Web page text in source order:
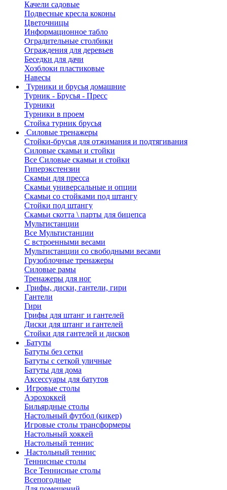
Качели садовые
Подвесные кресла коконы
Цветочницы
Информационное табло
Оградительные столбики
Ограждения для деревьев
Беседки для дачи
Хозблоки пластиковые
Навесы
Турники и брусья домашние
Турник - Брусья - Пресс
Турники
Турники в проем
Стойка турник брусья
Силовые тренажеры
Стойки-брусья для отжимания и подтягивания
Силовые скамьи и стойки
Все Силовые скамьи и стойки
Гиперэкстензии
Скамьи для пресса
Скамьи универсальные и опции
Скамьи со стойками под штангу
Стойки под штангу
Скамьи скотта \ парты для бицепса
Мультистанции
Все Мультистанции
С встроенными весами
Мультистанции со свободными весами
Грузоблочные тренажеры
Силовые рамы
Тренажеры для ног
Грифы, диски, гантели, гири
Гантели
Гири
Грифы для штанг и гантелей
Диски для штанг и гантелей
Стойки для гантелей и дисков
Батуты
Батуты без сетки
Батуты с сеткой уличные
Батуты для дома
Аксессуары для батутов
Игровые столы
Аэрохоккей
Бильярдные столы
Настольный футбол (кикер)
Игровые столы трансформеры
Настольный хоккей
Настольный теннис
Настольный теннис
Теннисные столы
Все Теннисные столы
Всепогодные